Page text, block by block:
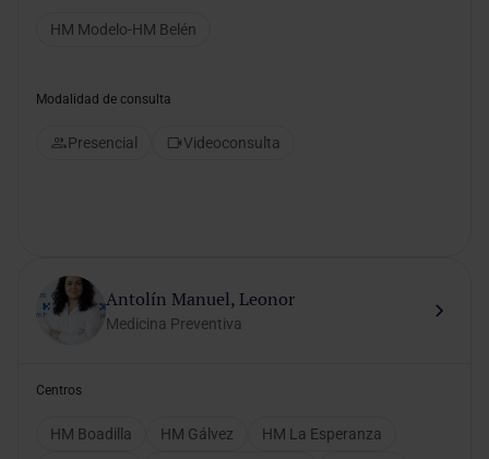
HM Modelo-HM Belén
Modalidad de consulta
Presencial Videoconsulta
Antolín Manuel, Leonor
Medicina Preventiva
Centros
HM Boadilla HM Gálvez
HM La Esperanza